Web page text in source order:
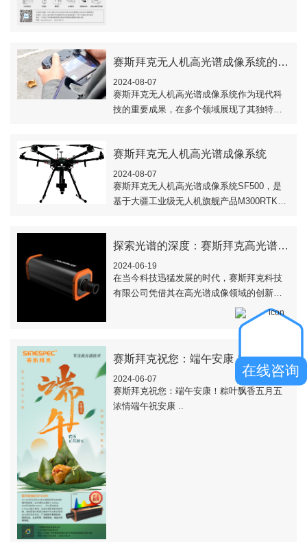
赛斯拜克无人机高光谱成像系统的优点
2024-08-07
赛斯拜克无人机高光谱成像系统作为现代科
技的重要成果，在多个领域展现了其独特的
赛斯拜克无人机高光谱成像系统
2024-08-07
赛斯拜克无人机高光谱成像系统SF500，是
基于大疆工业级无人机旗舰产品M300RTK平
探索光谱的深度：赛斯拜克高光谱相机技术解析
2024-06-19
在当今科技迅猛发展的时代，赛斯拜克科技
有限公司凭借其在高光谱成像领域的创新技
术，为世界带来了全新的视角。本文将深入
探讨赛斯拜克高光谱相机的核心技术、应用
赛斯拜克祝您：端午安康！
2024-06-07
赛斯拜克祝您：端午安康！粽叶飘香五月五
在线咨询